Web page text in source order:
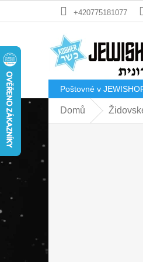
+420775181077
Poštovné v
Domů